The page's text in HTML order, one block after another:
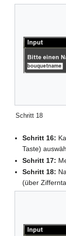
Schritt 18
Schritt 16:
Taste)
Schritt 17:
Schritt 18:
(über